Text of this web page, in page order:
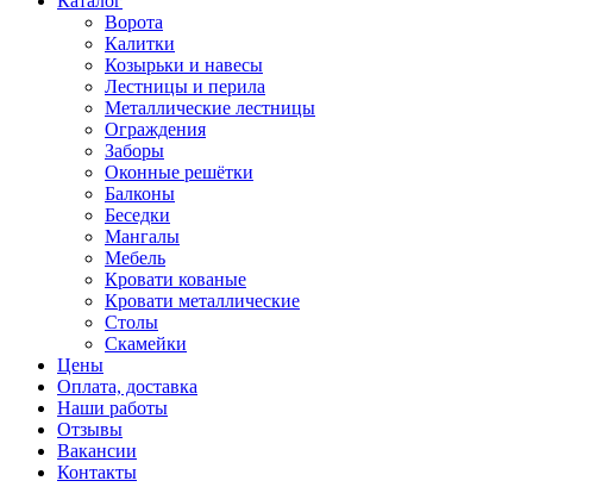
Ворота
Калитки
Козырьки и навесы
Лестницы и перила
Металлические лестницы
Ограждения
Заборы
Оконные решётки
Балконы
Беседки
Мангалы
Мебель
Кровати кованые
Кровати металлические
Столы
Скамейки
Цены
Оплата, доставка
Наши работы
Отзывы
Вакансии
Контакты